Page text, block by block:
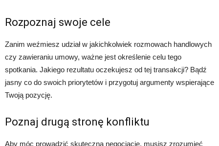
Rozpoznaj swoje cele
Zanim weźmiesz udział w jakichkolwiek rozmowach handlowych
czy zawieraniu umowy, ważne jest określenie celu tego
spotkania. Jakiego rezultatu oczekujesz od tej transakcji? Bądź
jasny co do swoich priorytetów i przygotuj argumenty wspierające
Twoją pozycję.
Poznaj drugą stronę konfliktu
Aby móc prowadzić skuteczną negocjację, musisz zrozumieć